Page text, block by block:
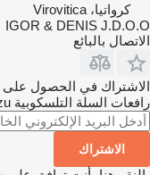
كرواتيا، Virovitica
IGOR & DENIS J.D.O.O
الاتصال بالبائع
الاشتراك في الحصول على
رافعات السلة التلسكوبية
الاشتراك